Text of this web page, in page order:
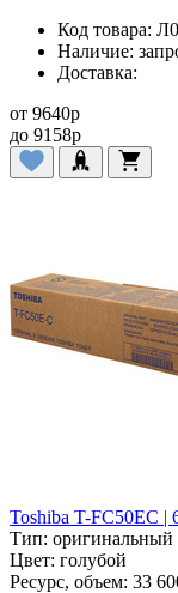
Код товара:
Наличие:
Доставка:
от 9640p
до 9158p
Toshiba T-FC50EC |
Тип: оригинальный
Цвет: голубой
Ресурс, объем: 33